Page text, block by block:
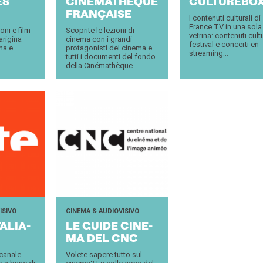
e film
e
CINÉMATHÈQUE
FRANÇAISE
Scoprite le lezioni di
cinema con i grandi
protagonisti del cinema e
tutti i documenti del fondo
della Cinémathèque
I contenuti culturali di
France TV in una sola
vetrina: contenuti
festival e concerti en
streaming...
CINEMA & AUDIOVISIVO
LE GUIDE CI­NE­
MA DEL CNC
Volete sapere tutto sul